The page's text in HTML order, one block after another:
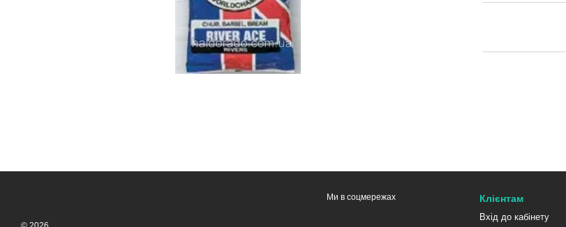
Ми в соцмережах Клієнтам
Вхід до кабінету